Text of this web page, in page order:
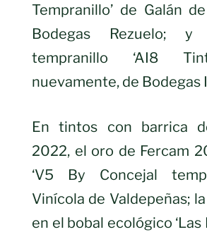
Tempranillo’ de Galán
Bodegas Rezuelo;
tempranillo ‘AI8
nuevamente, de Bodegas
En tintos con barrica
2022, el oro de Fercam
‘V5 By Concejal
Vinícola de Valdepeñas;
en el bobal ecológico ‘Las